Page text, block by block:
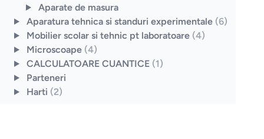
Aparate de masura
Aparatura tehnica si standuri experimentale (6)
Mobilier scolar si tehnic pt laboratoare (4)
Microscoape (4)
CALCULATOARE CUANTICE (1)
Parteneri
Harti (2)